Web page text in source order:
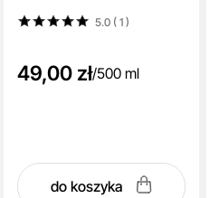
5.0 ( 1)
49,00 zł/500 ml
do koszyka